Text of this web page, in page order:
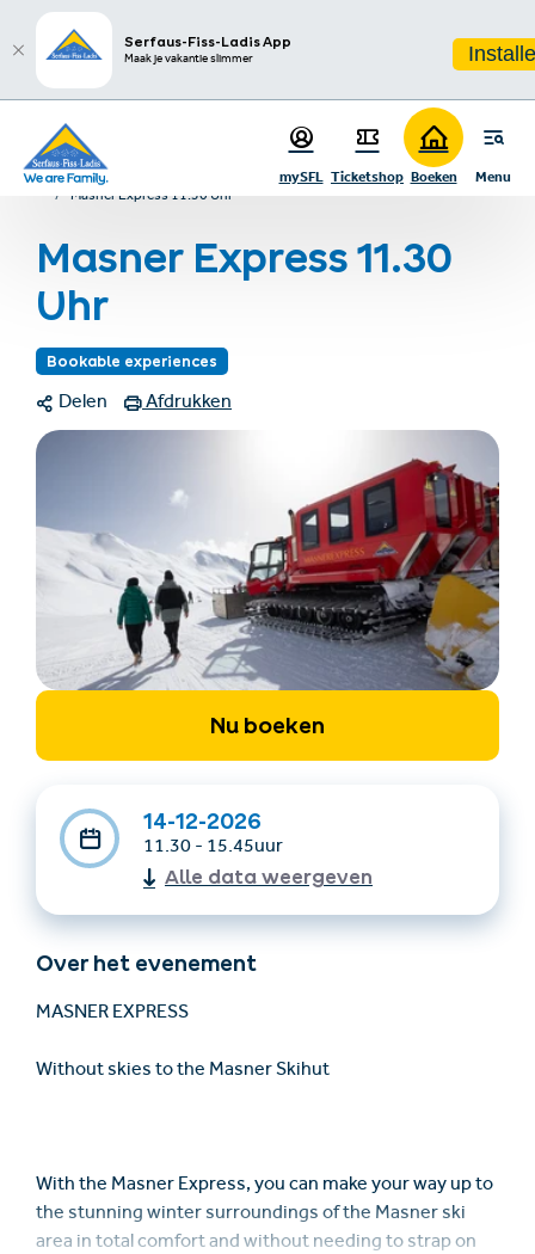
Serfaus-Fiss-Ladis App
Maak je vakantie slimmer
Ga naar hoofdinhoud
Ga naar inhoudsopgave
Ga naar hoofdnavigatie
sr.table-of-contents
Infos & Highlights
Menu
mySFL Ticketshop Boeken
vinden
Startpagina
Evenementen- & Belevingsprogramma
Masner Express 11.30 Uhr
Masner Express 11.30
Uhr
Bookable experiences
Delen Afdrukken
Nu boeken
14-12-2026
11.30 - 15.45uur
Alle data weergeven
Over het evenement
MASNER EXPRESS
Without skies to the Masner Skihut
With the Masner Express, you can make your way up to
the stunning winter surroundings of the Masner ski
area in total comfort and without needing to strap on